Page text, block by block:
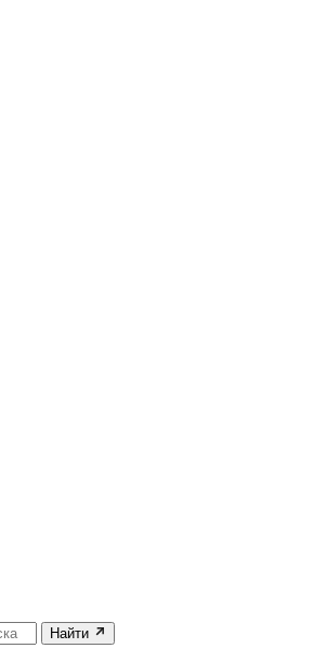
Найти